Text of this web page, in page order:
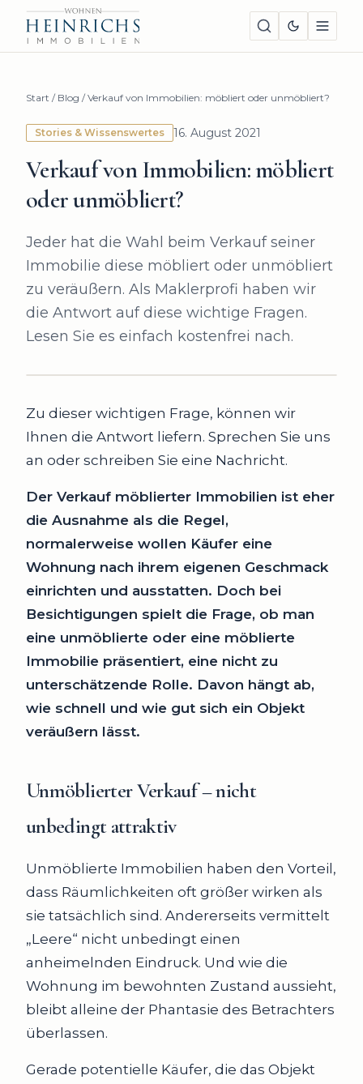
Start / Blog /Verkauf von Immobilien: möbliert oder unmöbliert?
Stories & Wissenswertes 16. August 2021
Verkauf von Immobilien: möbliert
oder unmöbliert?
Jeder hat die Wahl beim Verkauf seiner
Immobilie diese möbliert oder unmöbliert
zu veräußern. Als Maklerprofi haben wir
die Antwort auf diese wichtige Fragen.
Lesen Sie es einfach kostenfrei nach.
Zu dieser wichtigen Frage, können wir
Ihnen die Antwort liefern. Sprechen Sie uns
an oder schreiben Sie eine Nachricht.
Der Verkauf möblierter Immobilien ist eher
die Ausnahme als die Regel,
normalerweise wollen Käufer eine
Wohnung nach ihrem eigenen Geschmack
einrichten und ausstatten. Doch bei
Besichtigungen spielt die Frage, ob man
eine unmöblierte oder eine möblierte
Immobilie präsentiert, eine nicht zu
unterschätzende Rolle. Davon hängt ab,
wie schnell und wie gut sich ein Objekt
veräußern lässt.
Unmöblierter Verkauf – nicht
unbedingt attraktiv
Unmöblierte Immobilien haben den Vorteil,
dass Räumlichkeiten oft größer wirken als
sie tatsächlich sind. Andererseits vermittelt
„Leere“ nicht unbedingt einen
anheimelnden Eindruck. Und wie die
Wohnung im bewohnten Zustand aussieht,
bleibt alleine der Phantasie des Betrachters
überlassen.
Gerade potentielle Käufer, die das Objekt